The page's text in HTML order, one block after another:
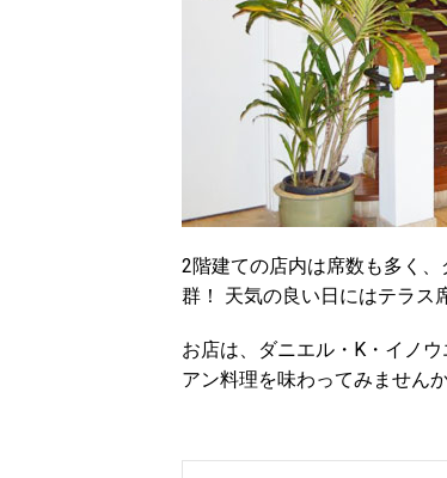
2階建ての店内は席数も多く
群！ 天気の良い日にはテラス
お店は、ダニエル・K・イノ
アン料理を味わってみません